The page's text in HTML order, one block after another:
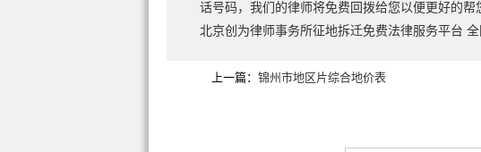
话号码，我们的律师将免费回拨给您以便更好的帮
北京创为律师事务所征地拆迁免费法律服务平台
上一篇： 锦州市地区片综合地价表